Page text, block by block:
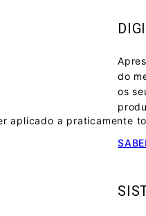
do
os
, …) podem
aplicado a praticamente